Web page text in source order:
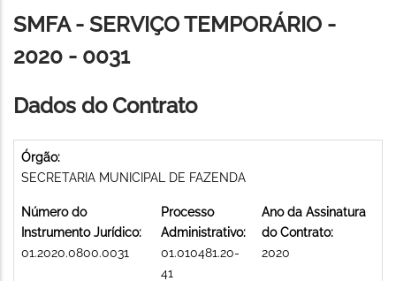
de
navegação
SMFA - SERVIÇO TEMPORÁRIO -
2020 - 0031
Dados do Contrato
Órgão:
SECRETARIA MUNICIPAL DE FAZENDA
Número do
Instrumento Jurídico:
01.2020.0800.0031
Processo
Administrativo:
01.010481.20-
41
Ano da Assinatura
do Contrato:
2020